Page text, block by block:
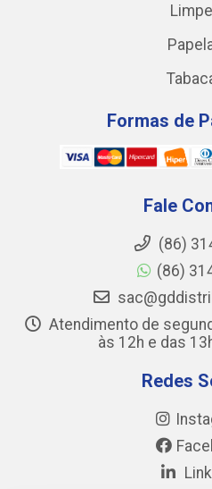
Formas de
Fale
(86)
(86)
Atendimento de
às 12h e das
Redes